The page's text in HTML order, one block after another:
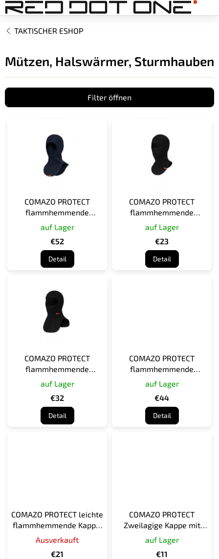
Zum
Inhalt
springenTAKTISCHER ESHOP
Mützen, Halswärmer, Sturmhauben
Filter öffnen
COMAZO PROTECT
flammhemmende
dreilagige Sturmhaube mit
Halstuch, dunkelblau
auf Lager
€52
Detail
COMAZO PROTECT
flammhemmende
einlagige Sturmhaube mit
Flachnähten, schwarz
auf Lager
€23
Detail
COMAZO PROTECT
flammhemmende
zweilagige Sturmhaube
mit Halstuch, schwarz
auf Lager
€32
Detail
COMAZO PROTECT
flammhemmende
zweilagige Sturmhaube
mit Nackenband ohne
Schulternaht, grün
auf Lager
€44
Detail
COMAZO PROTECT leichte
flammhemmende Kappe,
dunkelblau
Ausverkauft
€21
COMAZO PROTECT
Zweilagige Kappe mit
verlängertem Hals,
schwarz
auf Lager
€11